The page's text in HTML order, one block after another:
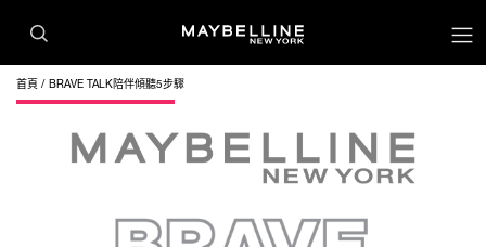
首頁 BRAVE TALK陪伴傾聽5步驟